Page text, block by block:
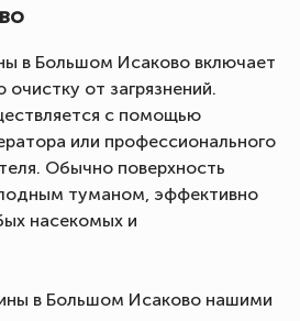
в Большом Исаково включает
от загрязнений.
с помощью
или профессионального
Обычно поверхность
туманом, эффективно
насекомых и
в Большом Исаково нашими